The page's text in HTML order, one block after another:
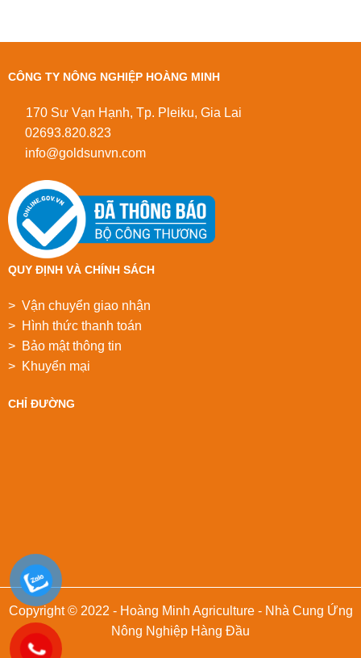
CÔNG TY NÔNG NGHIỆP HOÀNG MINH
170 Sư Vạn Hạnh, Tp. Pleiku, Gia Lai
02693.820.823
info@goldsunvn.com
QUY ĐỊNH VÀ CHÍNH SÁCH
> Vận chuyển giao nhận
> Hình thức thanh toán
> Bảo mật thông tin
> Khuyển mại
CHỈ ĐƯỜNG
Copyright © 2022 - Hoàng Minh Agriculture - Nhà Cung Ứng
Nông Nghiệp Hàng Đầu